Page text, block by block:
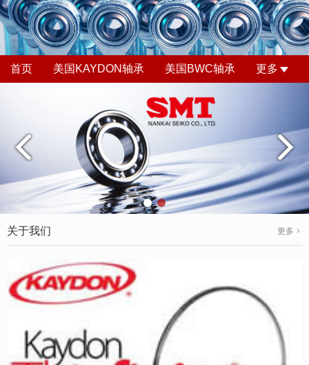
首页 美国KAYDON轴承 美国BWC轴承 更多
关于我们 更多